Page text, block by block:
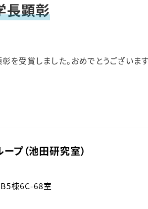
長顕彰
を受賞しました。おめでとうございます
プ（池田研究室）
棟6C-68室